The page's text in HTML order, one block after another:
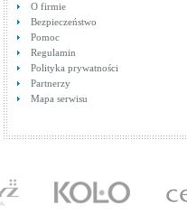
O firmie
Bezpieczeństwo
Pomoc
Regulamin
Polityka prywatności
Partnerzy
Mapa serwisu